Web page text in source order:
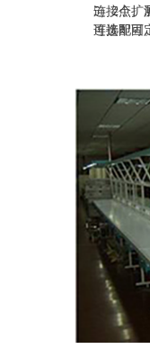
连接点、
连接即可
5）2个扩
可选配固